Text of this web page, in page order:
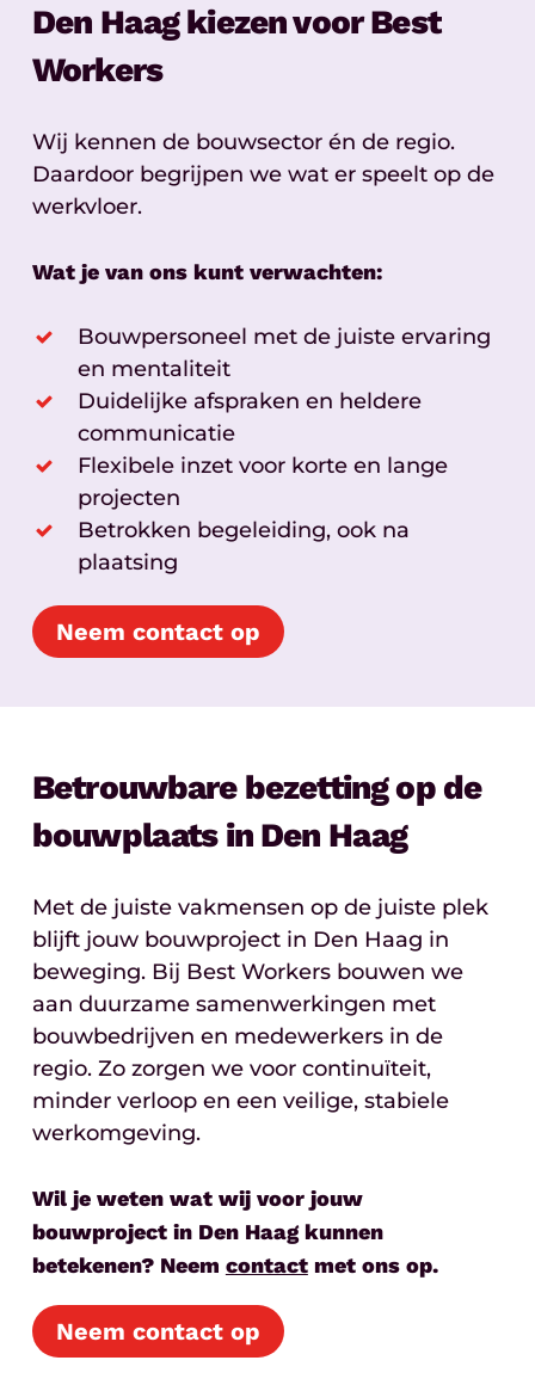
Den Haag kiezen voor Best
Workers
Wij kennen de bouwsector én de regio.
Daardoor begrijpen we wat er speelt op de
werkvloer.
Wat je van ons kunt verwachten:
Bouwpersoneel met de juiste ervaring
en mentaliteit
Duidelijke afspraken en heldere
communicatie
Flexibele inzet voor korte en lange
projecten
Betrokken begeleiding, ook na
plaatsing
Neem contact op
Betrouwbare bezetting op de
bouwplaats in Den Haag
Met de juiste vakmensen op de juiste plek
blijft jouw bouwproject in Den Haag in
beweging. Bij Best Workers bouwen we
aan duurzame samenwerkingen met
bouwbedrijven en medewerkers in de
regio. Zo zorgen we voor continuïteit,
minder verloop en een veilige, stabiele
werkomgeving.
Wil je weten wat wij voor jouw
bouwproject in Den Haag kunnen
betekenen? Neem contactmet ons op.
Neem contact op